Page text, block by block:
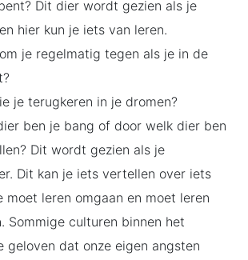
Dit dier wordt gezien als je
hier kun je iets van leren.
je regelmatig tegen als je in de
je terugkeren in je dromen?
ben je bang of door welk dier ben
Dit wordt gezien als je
Dit kan je iets vertellen over iets
moet leren omgaan en moet leren
Sommige culturen binnen het
geloven dat onze eigen angsten